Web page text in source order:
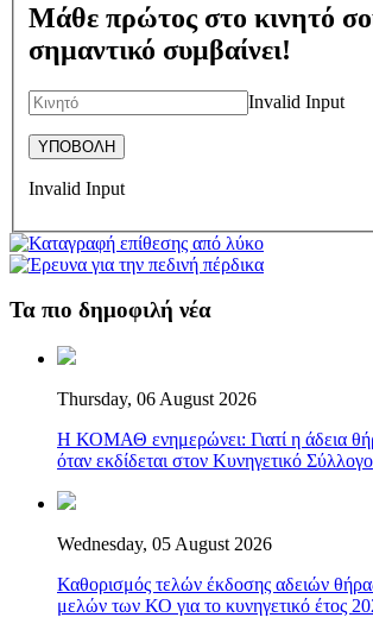
Μάθε πρώτος στο κινητό
σημαντικό συμβαίνει!
Invalid Input
Invalid Input
Τα πιο δημοφιλή νέα
Thursday, 06 August 2026
Η ΚΟΜΑΘ ενημερώνει: Γιατί η άδεια
όταν εκδίδεται στον Κυνηγετικό Σύλλογο
Wednesday, 05 August 2026
Καθορισμός τελών έκδοσης αδειών
μελών των ΚΟ για το κυνηγετικό έτος